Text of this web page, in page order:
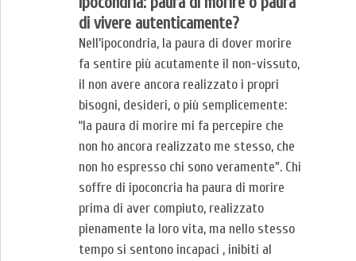
di vivere autenticamente?
Nell’ipocondria, la paura di dover morire
fa sentire più acutamente il non-vissuto,
il non avere ancora realizzato i propri
bisogni, desideri, o più semplicemente:
“la paura di morire mi fa percepire che
non ho ancora realizzato me stesso, che
non ho espresso chi sono veramente”. Chi
soffre di ipoconcria ha paura di morire
prima di aver compiuto, realizzato
pienamente la loro vita, ma nello stesso
tempo si sentono incapaci , inibiti al